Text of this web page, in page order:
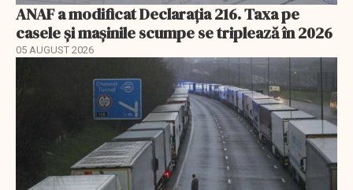
ANAF a modificat Declarația 216. Taxa pe
casele și mașinile scumpe se triplează în 2026
05 AUGUST 2026